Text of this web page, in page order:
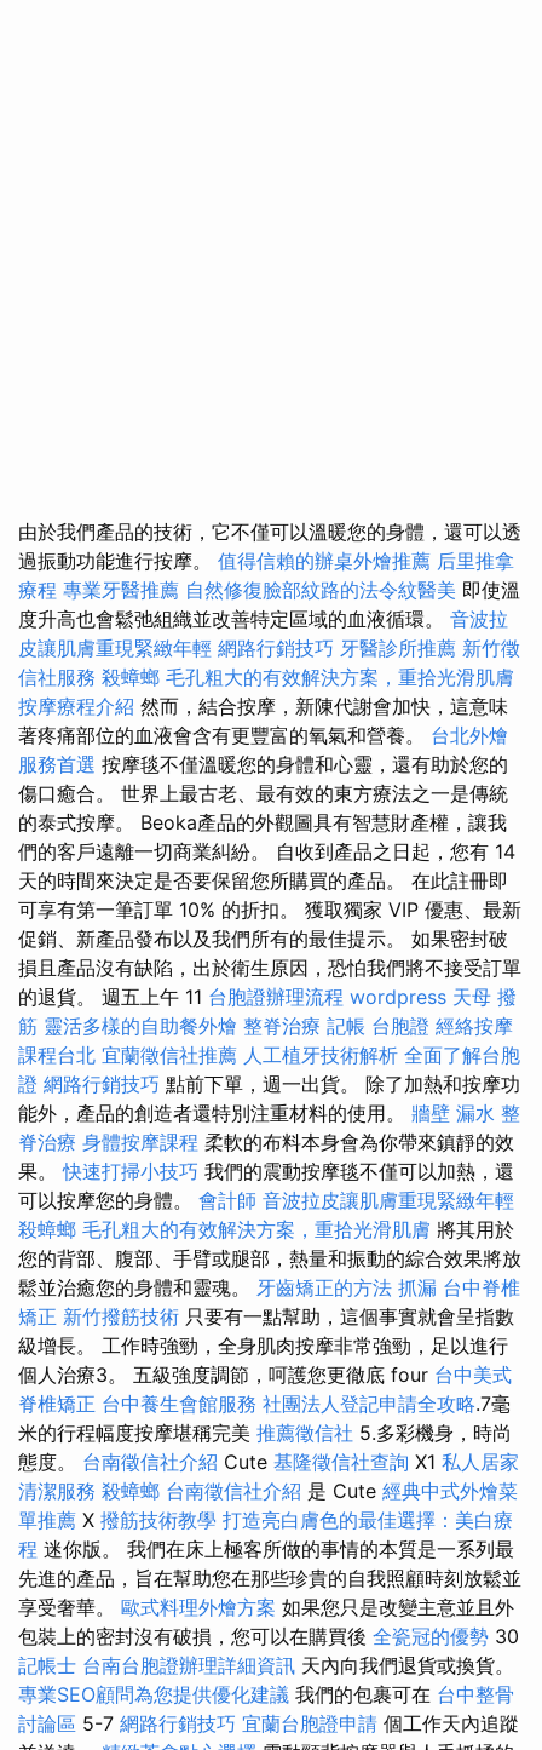
由於我們產品的技術，它不僅可以溫暖您的身體，還可以透
過振動功能進行按摩。 值得信賴的辦桌外燴推薦 后里推拿
療程 專業牙醫推薦 自然修復臉部紋路的法令紋醫美 即使溫
度升高也會鬆弛組織並改善特定區域的血液循環。 音波拉
皮讓肌膚重現緊緻年輕 網路行銷技巧 牙醫診所推薦 新竹徵
信社服務 殺蟑螂 毛孔粗大的有效解決方案，重拾光滑肌膚
按摩療程介紹 然而，結合按摩，新陳代謝會加快，這意味
著疼痛部位的血液會含有更豐富的氧氣和營養。 台北外燴
服務首選 按摩毯不僅溫暖您的身體和心靈，還有助於您的
傷口癒合。 世界上最古老、最有效的東方療法之一是傳統
的泰式按摩。 Beoka產品的外觀圖具有智慧財產權，讓我
們的客戶遠離一切商業糾紛。 自收到產品之日起，您有 14
天的時間來決定是否要保留您所購買的產品。 在此註冊即
可享有第一筆訂單 10% 的折扣。 獲取獨家 VIP 優惠、最新
促銷、新產品發布以及我們所有的最佳提示。 如果密封破
損且產品沒有缺陷，出於衛生原因，恐怕我們將不接受訂單
的退貨。 週五上午 11 台胞證辦理流程 wordpress 天母 撥
筋 靈活多樣的自助餐外燴 整脊治療 記帳 台胞證 經絡按摩
課程台北 宜蘭徵信社推薦 人工植牙技術解析 全面了解台胞
證 網路行銷技巧 點前下單，週一出貨。 除了加熱和按摩功
能外，產品的創造者還特別注重材料的使用。 牆壁 漏水 整
脊治療 身體按摩課程 柔軟的布料本身會為你帶來鎮靜的效
果。快速打掃小技巧 我們的震動按摩毯不僅可以加熱，還
可以按摩您的身體。 會計師 音波拉皮讓肌膚重現緊緻年輕
殺蟑螂 毛孔粗大的有效解決方案，重拾光滑肌膚 將其用於
您的背部、腹部、手臂或腿部，熱量和振動的綜合效果將放
鬆並治癒您的身體和靈魂。 牙齒矯正的方法 抓漏 台中脊椎
矯正 新竹撥筋技術 只要有一點幫助，這個事實就會呈指數
級增長。 工作時強勁，全身肌肉按摩非常強勁，足以進行
個人治療3。 五級強度調節，呵護您更徹底 four 台中美式
脊椎矯正 台中養生會館服務 社團法人登記申請全攻略.7毫
米的行程幅度按摩堪稱完美 推薦徵信社 5.多彩機身，時尚
態度。 台南徵信社介紹 Cute 基隆徵信社查詢 X1 私人居家
清潔服務 殺蟑螂 台南徵信社介紹 是 Cute 經典中式外燴菜
單推薦 X 撥筋技術教學 打造亮白膚色的最佳選擇：美白療
程 迷你版。 我們在床上極客所做的事情的本質是一系列最
先進的產品，旨在幫助您在那些珍貴的自我照顧時刻放鬆並
享受奢華。 歐式料理外燴方案 如果您只是改變主意並且外
包裝上的密封沒有破損，您可以在購買後 全瓷冠的優勢 30
記帳士 台南台胞證辦理詳細資訊 天內向我們退貨或換貨。
專業SEO顧問為您提供優化建議 我們的包裹可在 台中整骨
討論區 5-7 網路行銷技巧 宜蘭台胞證申請 個工作天內追蹤